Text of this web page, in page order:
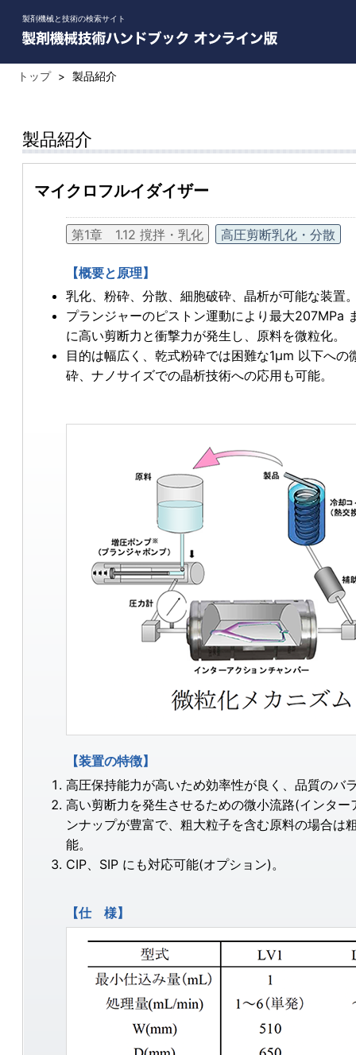
製剤機械と技術の検索サイト
トップ > 製品紹介
製品紹介
マイクロフルイダイザー
第1章 1.12 撹拌・乳化 高圧剪断乳化・分散
【概要と原理】
乳化、粉砕、分散、細胞破砕、晶析が可能な装置
プランジャーのピストン運動により最大207MPa
に高い剪断力と衝撃力が発生し、原料を微粒化。
目的は幅広く、乾式粉砕では困難な1μm 以下へ
砕、ナノサイズでの晶析技術への応用も可能。
【装置の特徴】
高圧保持能力が高いため効率性が良く、品質のバ
高い剪断力を発生させるための微小流路(インタ
ンナップが豊富で、粗大粒子を含む原料の場合は
能。
CIP、SIP にも対応可能(オプション)。
【仕 様】